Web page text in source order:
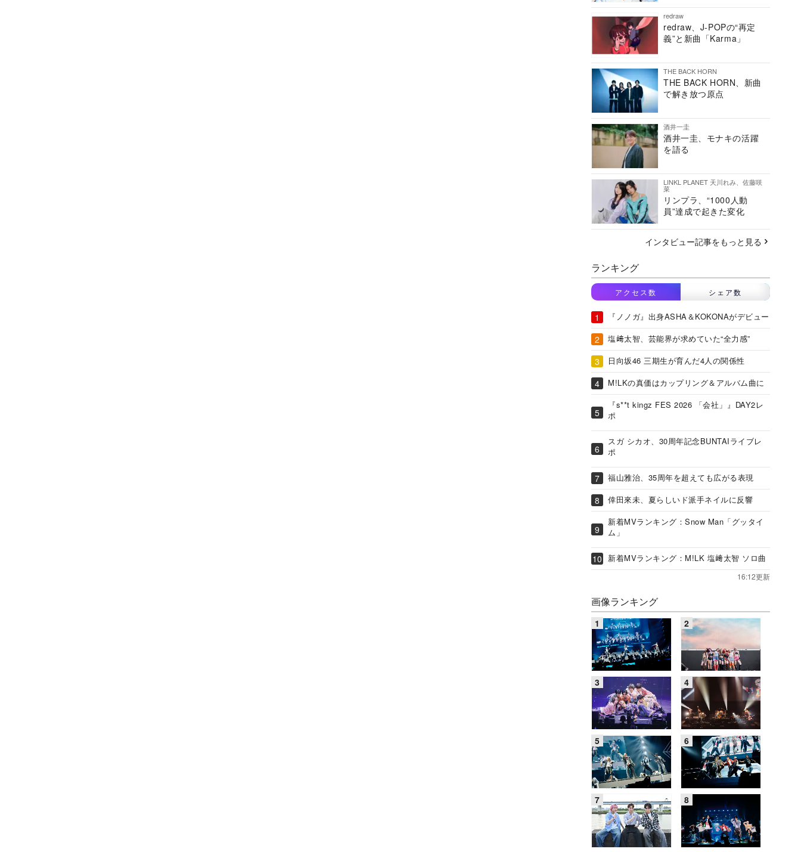
redraw
redraw、J-POPの“再定
義”と新曲「Karma」
THE BACK HORN
THE BACK HORN、新曲
で解き放つ原点
酒井一圭
酒井一圭、モナキの活躍
を語る
LINKL PLANET 天川れみ、佐藤咲
菜
リンプラ、“1000人動
員”達成で起きた変化
インタビュー記事をもっと見る
ランキング
アクセス数 シェア数
『ノノガ』出身ASHA＆KOKONAがデビュー
塩﨑太智、芸能界が求めていた“全力感”
日向坂46 三期生が育んだ4人の関係性
M!LKの真価はカップリング＆アルバム曲に
『s**t kingz FES 2026 「会社」』DAY2レ
ポ
スガ シカオ、30周年記念BUNTAIライブレ
ポ
福山雅治、35周年を超えても広がる表現
倖田來未、夏らしいド派手ネイルに反響
新着MVランキング：Snow Man「グッタイ
ム」
新着MVランキング：M!LK 塩﨑太智 ソロ曲
16:12更新
画像ランキング